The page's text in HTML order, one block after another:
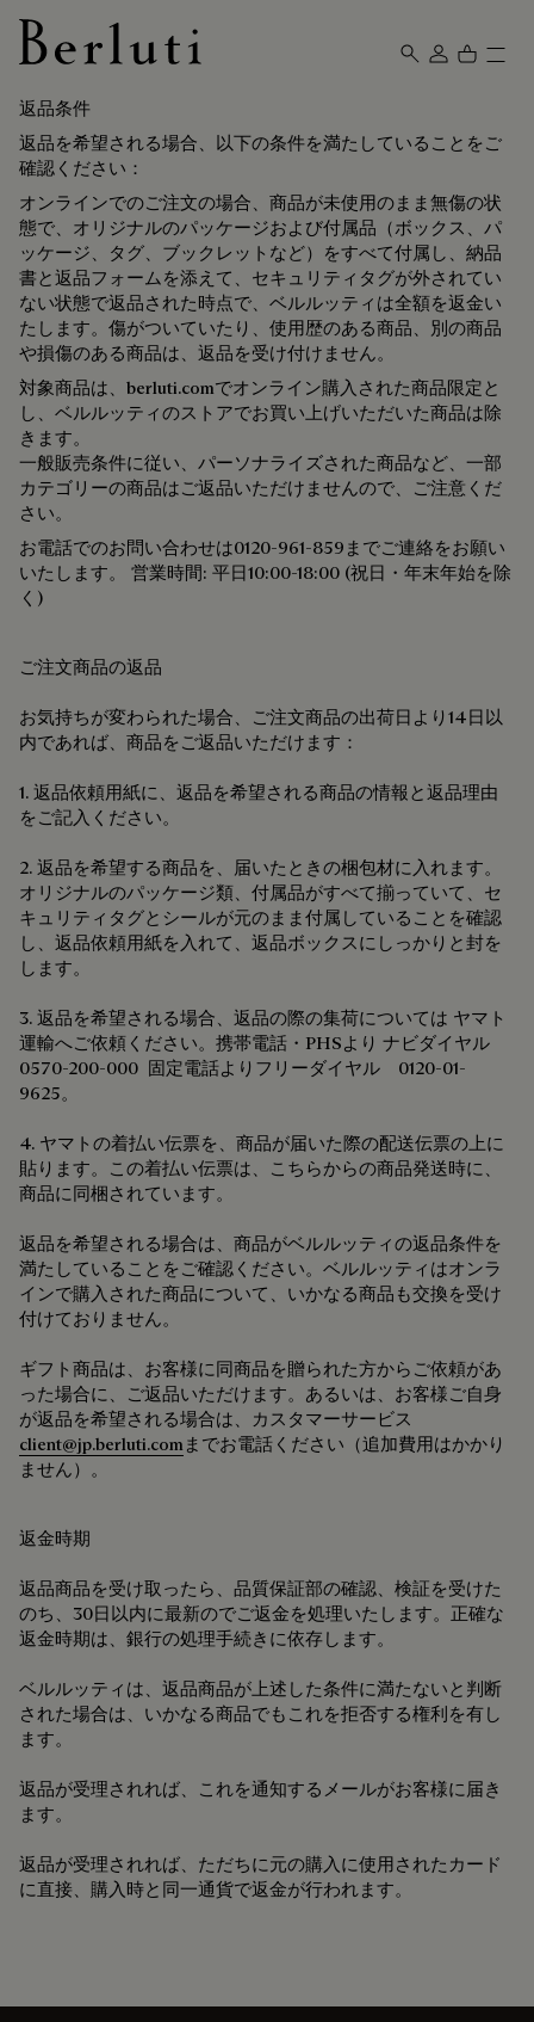
返品条件
返品を希望される場合、以下の条件を満たしていることをご
確認ください：
オンラインでのご注文の場合、商品が未使用のまま無傷の状
態で、オリジナルのパッケージおよび付属品（ボックス、パ
ッケージ、タグ、ブックレットなど）をすべて付属し、納品
書と返品フォームを添えて、セキュリティタグが外されてい
ない状態で返品された時点で、ベルルッティは全額を返金い
たします。傷がついていたり、使用歴のある商品、別の商品
や損傷のある商品は、返品を受け付けません。
対象商品は、berluti.comでオンライン購入された商品限定と
し、ベルルッティのストアでお買い上げいただいた商品は除
きます。
一般販売条件に従い、パーソナライズされた商品など、一部
カテゴリーの商品はご返品いただけませんので、ご注意くだ
さい。
お電話でのお問い合わせは0120-961-859までご連絡をお願い
いたします。 営業時間: 平日10:00-18:00 (祝日・年末年始を除
く)
ご注文商品の返品
お気持ちが変わられた場合、ご注文商品の出荷日より14日以
内であれば、商品をご返品いただけます：
1. 返品依頼用紙に、返品を希望される商品の情報と返品理由
をご記入ください。
2. 返品を希望する商品を、届いたときの梱包材に入れます。
オリジナルのパッケージ類、付属品がすべて揃っていて、セ
キュリティタグとシールが元のまま付属していることを確認
し、返品依頼用紙を入れて、返品ボックスにしっかりと封を
します。
3. 返品を希望される場合、返品の際の集荷については ヤマト
運輸へご依頼ください。携帯電話・PHSより ナビダイヤル
0570-200-000 固定電話よりフリーダイヤル 0120-01-
9625。
4. ヤマトの着払い伝票を、商品が届いた際の配送伝票の上に
貼ります。この着払い伝票は、こちらからの商品発送時に、
商品に同梱されています。
返品を希望される場合は、商品がベルルッティの返品条件を
満たしていることをご確認ください。ベルルッティはオンラ
インで購入された商品について、いかなる商品も交換を受け
付けておりません。
ギフト商品は、お客様に同商品を贈られた方からご依頼があ
った場合に、ご返品いただけます。あるいは、お客様ご自身
が返品を希望される場合は、カスタマーサービス
client@jp.berluti.comまでお電話ください（追加費用はかかり
ません）。
返金時期
返品商品を受け取ったら、品質保証部の確認、検証を受けた
のち、30日以内に最新のでご返金を処理いたします。正確な
返金時期は、銀行の処理手続きに依存します。
ベルルッティは、返品商品が上述した条件に満たないと判断
された場合は、いかなる商品でもこれを拒否する権利を有し
ます。
返品が受理されれば、これを通知するメールがお客様に届き
ます。
返品が受理されれば、ただちに元の購入に使用されたカード
に直接、購入時と同一通貨で返金が行われます。